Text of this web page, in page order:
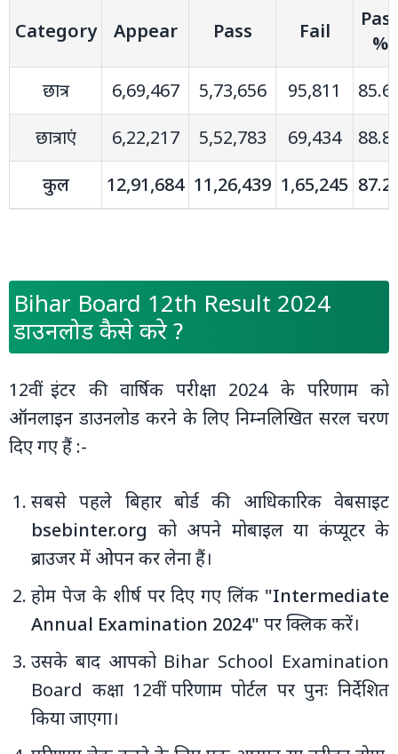
Category Appear Pass Fail
%
छात्र
6,69,467 5,73,656 95,811
छात्राएं
6,22,217 5,52,783 69,434
कुल
12,91,684 11,26,439 1,65,245
Bihar Board 12th Result 2024
डाउनलोड कैसे करे ?
12वीं इंटर की वार्षिक परीक्षा 2024 के परिणाम को
ऑनलाइन डाउनलोड करने के लिए निम्नलिखित सरल चरण
दिए गए हैं :-
सबसे पहले बिहार बोर्ड की आधिकारिक वेबसाइट
bsebinter.org को अपने मोबाइल या कंप्‍यूटर के
ब्राउजर में ओपन कर लेना हैं।
होम पेज के शीर्ष पर दिए गए लिंक "Intermediate
Annual Examination 2024" पर क्लिक करें।
उसके बाद आपको Bihar School Examination
Board कक्षा 12वीं परिणाम पोर्टल पर पुनः निर्देशित
किया जाएगा।